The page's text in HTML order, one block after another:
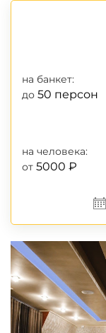
на банкет:
до 50 персон
на человека:
от 5000 ₽